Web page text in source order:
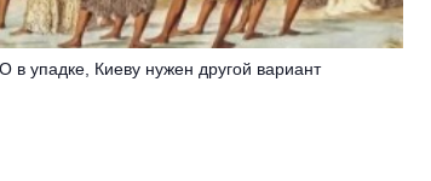
в упадке, Киеву нужен другой вариант